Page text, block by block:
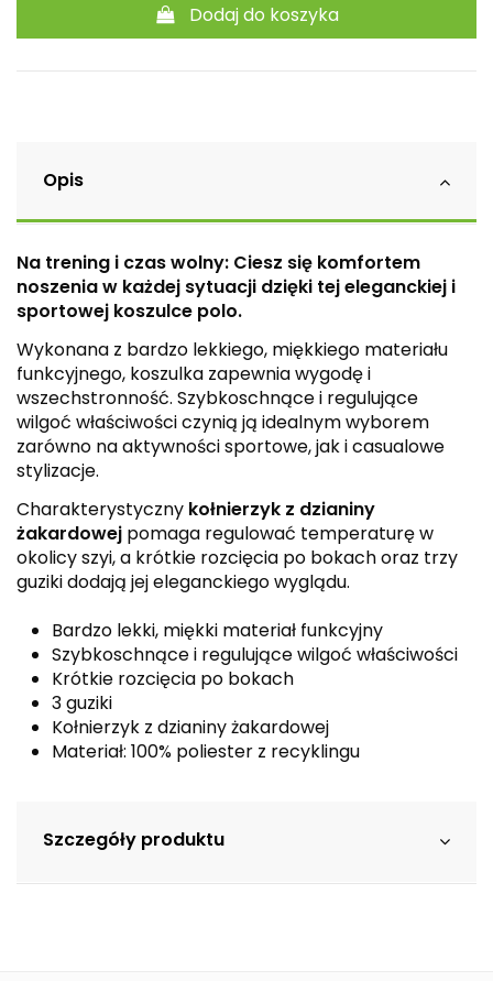
Dodaj do koszyka
Opis
Na trening i czas wolny: Ciesz się komfortem
noszenia w każdej sytuacji dzięki tej eleganckiej i
sportowej koszulce polo.
Wykonana z bardzo lekkiego, miękkiego materiału
funkcyjnego, koszulka zapewnia wygodę i
wszechstronność. Szybkoschnące i regulujące
wilgoć właściwości czynią ją idealnym wyborem
zarówno na aktywności sportowe, jak i casualowe
stylizacje.
Charakterystyczny kołnierzyk z dzianiny
żakardowej pomaga regulować temperaturę w
okolicy szyi, a krótkie rozcięcia po bokach oraz trzy
guziki dodają jej eleganckiego wyglądu.
Bardzo lekki, miękki materiał funkcyjny
Szybkoschnące i regulujące wilgoć właściwości
Krótkie rozcięcia po bokach
3 guziki
Kołnierzyk z dzianiny żakardowej
Materiał: 100% poliester z recyklingu
Szczegóły produktu